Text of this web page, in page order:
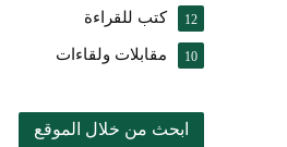
كتب للقراءة 12
مقابلات ولقاءات 10
ابحث من خلال الموقع